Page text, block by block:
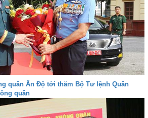
quân Ấn Độ tới thăm Bộ Tư lệnh Quân
quân